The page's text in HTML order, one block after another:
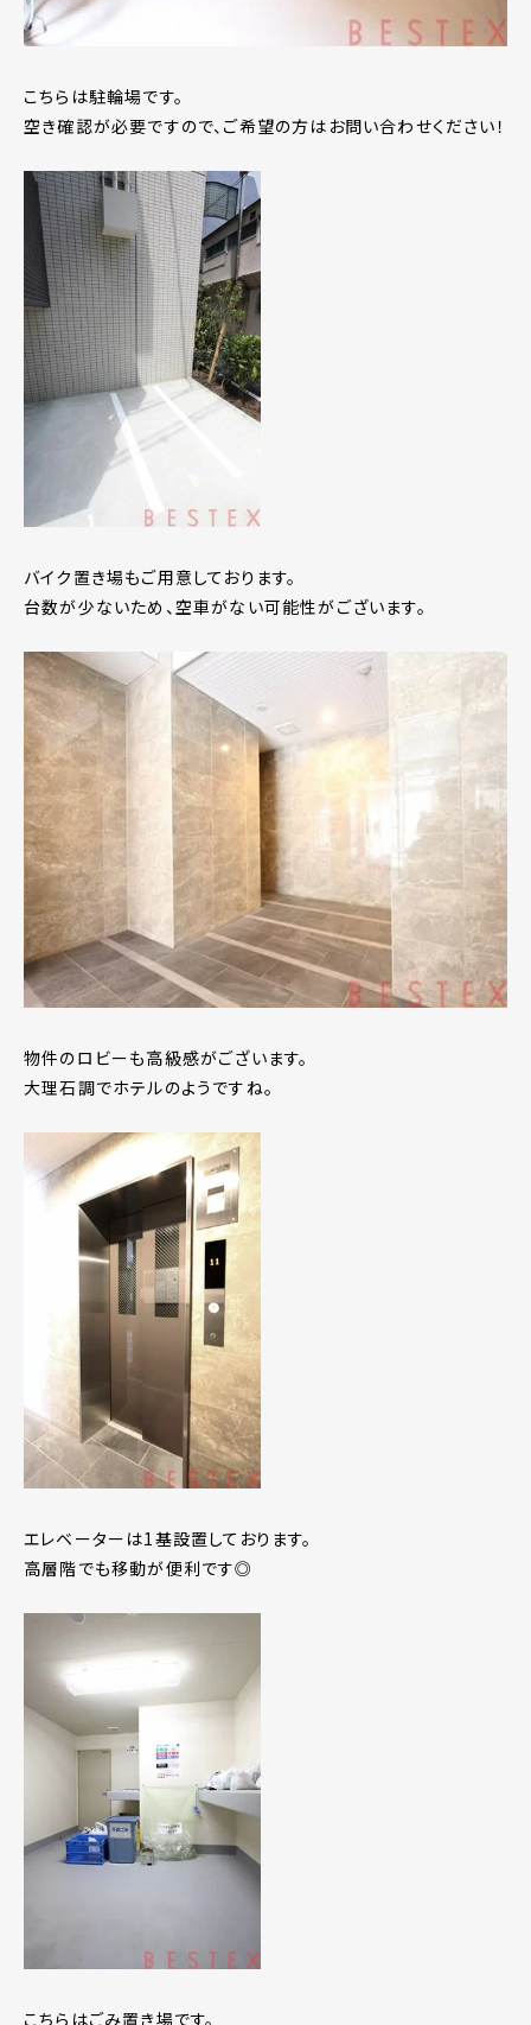
こちらは駐輪場です。
空き確認が必要ですので、ご希望の方はお問い合わせください！
バイク置き場もご用意しております。
台数が少ないため、空車がない可能性がございます。
物件のロビーも高級感がございます。
大理石調でホテルのようですね。
エレベーターは1基設置しております。
高層階でも移動が便利です◎
こちらはごみ置き場です。